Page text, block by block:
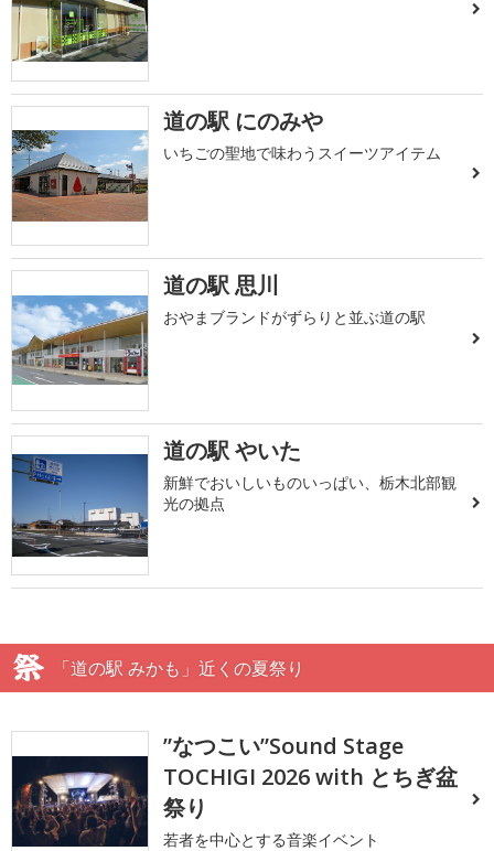
道の駅 にのみや
いちごの聖地で味わうスイーツアイテム
道の駅 思川
おやまブランドがずらりと並ぶ道の駅
道の駅 やいた
新鮮でおいしいものいっぱい、栃木北部観
光の拠点
「道の駅 みかも」近くの夏祭り
”なつこい”Sound Stage
TOCHIGI 2026 with とちぎ盆
祭り
若者を中心とする音楽イベント